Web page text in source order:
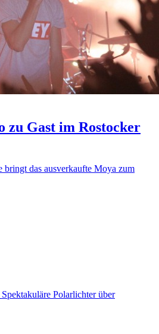
zu Gast im Rostocker
bringt das ausverkaufte Moya zum
Spektakuläre Polarlichter über